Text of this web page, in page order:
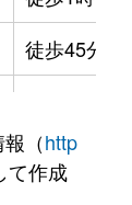
徒歩45分
徒歩1時間
（http
て作成